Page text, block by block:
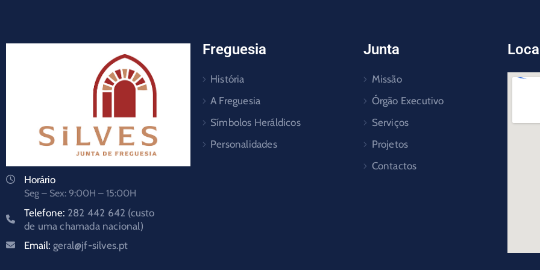
Horário
Seg – Sex: 9:00H – 15:00H
Telefone: 282 442 642 (custo
de uma chamada nacional)
Email: geral@jf-silves.pt
Freguesia
História
A Freguesia
Símbolos Heráldicos
Personalidades
Junta
Missão
Órgão Executivo
Serviços
Projetos
Contactos